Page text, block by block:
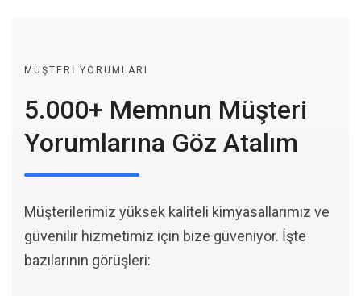
MÜŞTERI YORUMLARI
5.000+ Memnun Müşteri
Yorumlarına Göz Atalım
Müşterilerimiz yüksek kaliteli kimyasallarımız ve
güvenilir hizmetimiz için bize güveniyor. İşte
bazılarının görüşleri: